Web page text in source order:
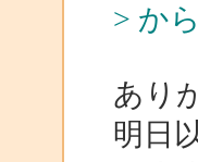
> か
あり
明日